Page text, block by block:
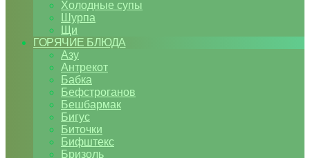
Холодные супы
Шурпа
Щи
ГОРЯЧИЕ БЛЮДА
Азу
Антрекот
Бабка
Бефстроганов
Бешбармак
Бигус
Биточки
Бифштекс
Бризоль